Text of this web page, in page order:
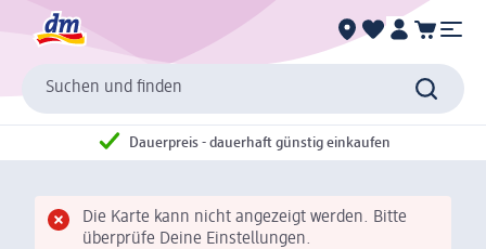
Suchen und finden
Dauerpreis - dauerhaft günstig einkaufen
Die Karte kann nicht angezeigt werden. Bitte
überprüfe Deine Einstellungen.